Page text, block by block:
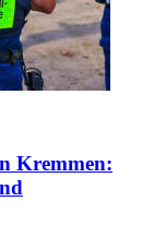
Kremmen: